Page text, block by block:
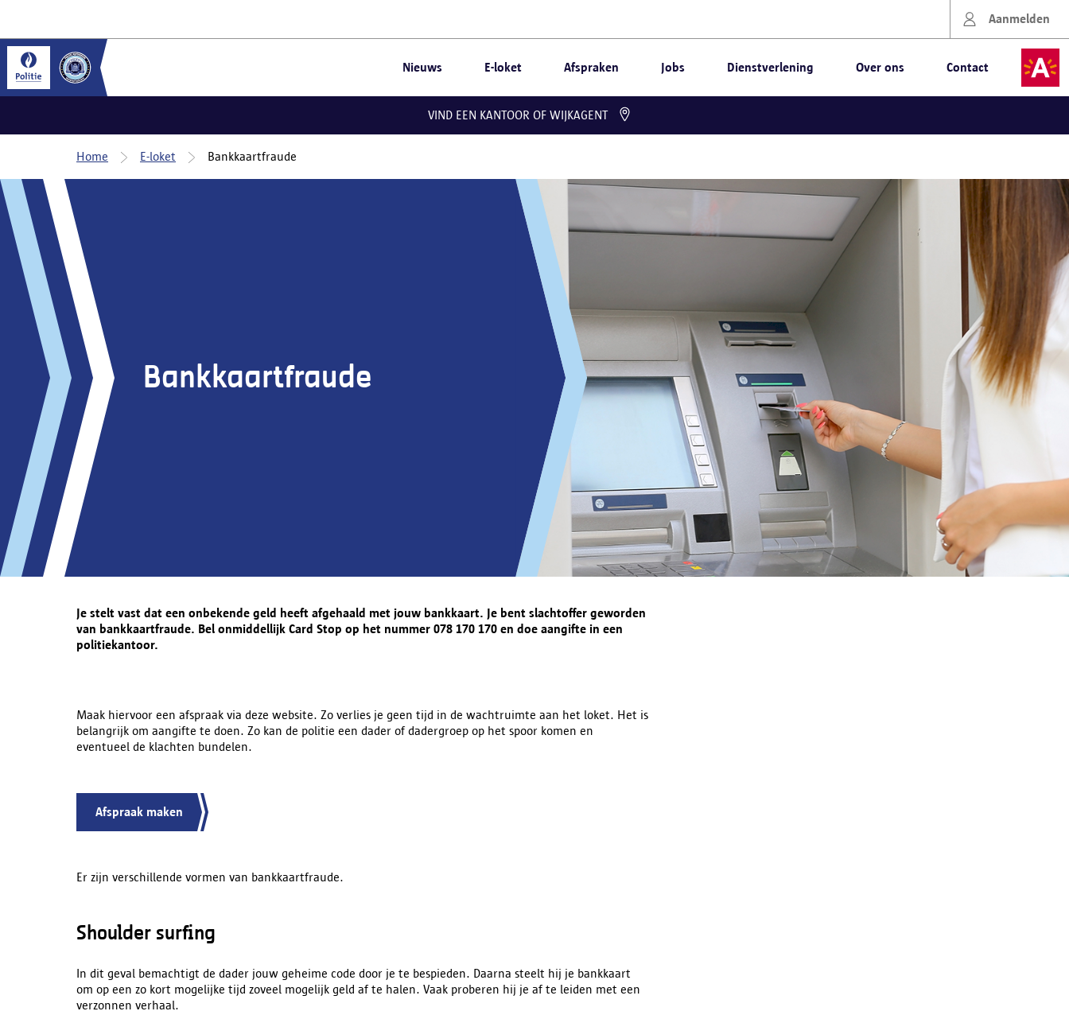
Aanmelden
Nieuws E-loket Afspraken Jobs Dienstverlening Over ons Contact
VIND EEN KANTOOR OF WIJKAGENT
Home E-loket Bankkaartfraude
Bankkaartfraude
Je stelt vast dat een onbekende geld heeft afgehaald met jouw bankkaart. Je bent slachtoffer geworden
van bankkaartfraude. Bel onmiddellijk Card Stop op het nummer 078 170 170 en doe aangifte in een
politiekantoor.
Maak hiervoor een afspraak via deze website. Zo verlies je geen tijd in de wachtruimte aan het loket. Het is
belangrijk om aangifte te doen. Zo kan de politie een dader of dadergroep op het spoor komen en
eventueel de klachten bundelen.
Afspraak maken
Er zijn verschillende vormen van bankkaartfraude.
Shoulder surfing
In dit geval bemachtigt de dader jouw geheime code door je te bespieden. Daarna steelt hij je bankkaart
om op een zo kort mogelijke tijd zoveel mogelijk geld af te halen. Vaak proberen hij je af te leiden met een
verzonnen verhaal.